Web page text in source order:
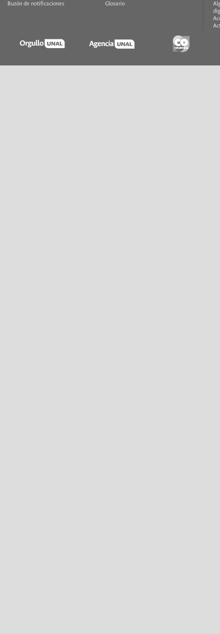
Buzón de notificaciones
Glosario